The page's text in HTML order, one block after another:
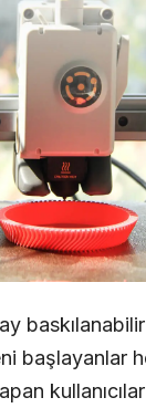
baskılanabilir
başlayanlar